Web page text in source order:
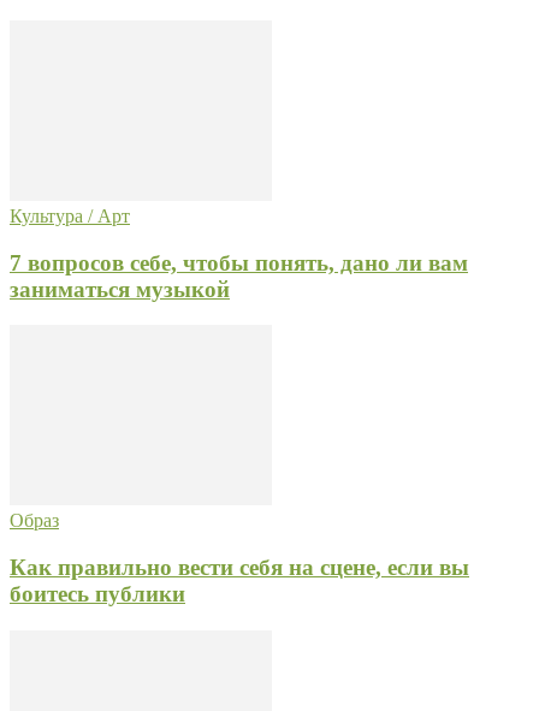
Культура / Арт
7 вопросов себе, чтобы понять, дано ли вам
заниматься музыкой
Образ
Как правильно вести себя на сцене, если вы
боитесь публики